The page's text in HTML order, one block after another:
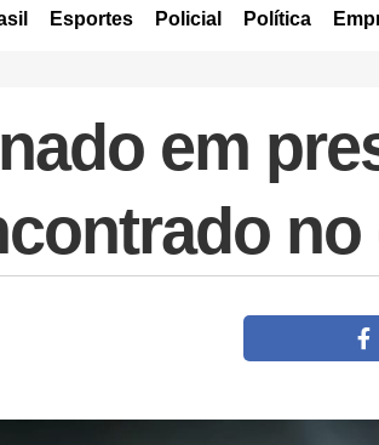
Esportes Policial Política
em